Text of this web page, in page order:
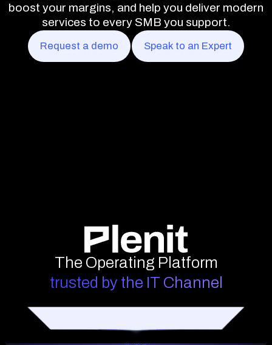
boost your margins, and help you deliver modern
services to every SMB you support.
Request a demo Speak to an Expert
The Operating Platform
trusted by the IT Channel